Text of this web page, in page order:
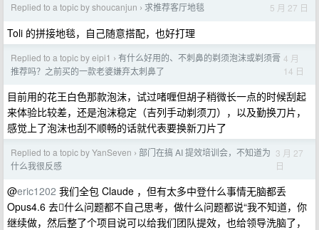
Replied to a topic by shoucanjun › 求推荐客厅地毯 5 月 27 日
Toli 的拼接地毯，自己随意搭配，也好打理
Replied to a topic by eipi1 › 有什么好用的、不刺鼻的剃须泡沫或剃须膏
推荐吗？之前买的一款老婆嫌弃太刺鼻了
4 月
14 日
目前用的花王白色那款泡沫，试过啫喱但胡子稍微长一点的时候刮起
来体验比较差，还是泡沫稳定（吉列手动剃须刀），以及勤换刀片，
感觉上了泡沫也刮不顺畅的话就代表要换新刀片了
Replied to a topic by YanSeven › 部门在搞 AI 提效培训会，不知道为
什么我很反感
3 月 27
日
@eric1202 我们全包 Claude ，但有太多中登什么事情无脑都丢
Opus4.6 去🫪什么问题都不自己思考，做什么问题都说“我不知道，你
继续做，然后整了个项目说可以给我们团队提效，也给领导洗脑了，